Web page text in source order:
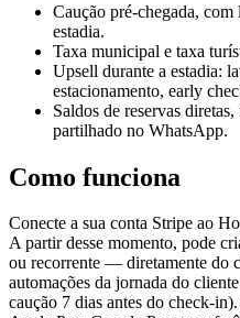
Caução pré-chegada,
estadia.
Taxa municipal e taxa
Upsell durante a estadia:
estacionamento, early
Saldos de reservas
partilhado no WhatsApp.
Como funciona
Conecte a sua conta Stripe ao
A partir desse momento, pode
ou recorrente — diretamente do
automações da jornada do
caução 7 dias antes do check-